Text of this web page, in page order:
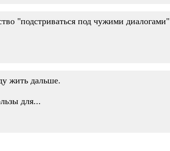
"подстриваться под чужими диалогами"
жить дальше.
для...